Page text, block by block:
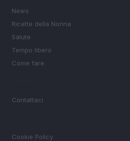
News
Ricette della Nonna
Salute
Tempo libero
Come fare
Contattaci
Cookie Policy